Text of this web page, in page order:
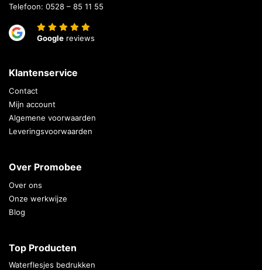
Telefoon: 0528 – 85 11 55
Google reviews
Klantenservice
Contact
Mijn account
Algemene voorwaarden
Leveringsvoorwaarden
Over Promobee
Over ons
Onze werkwijze
Blog
Top Producten
Waterflesjes bedrukken